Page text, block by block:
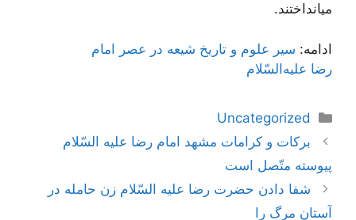
میانداختند.
ادامه: سير علوم‌ و تاريخ‌ شيعه‌ در عصر امام‌
رضا عليه‌السّلام
دسته‌ها
Uncategorized
ناوبریبركات‌ و كرامات‌ مشهد امام‌ رضا عليه‌ السّلام‌
پيوسته‌ متّصل‌ است‌
شفا دادن حضرت رضا عليه السّلام زن حامله در
آستان مرگ را